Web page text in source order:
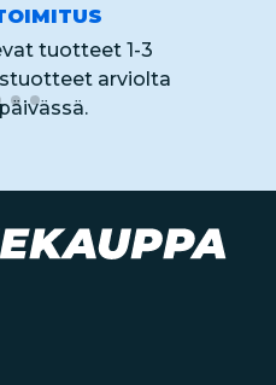
tuotteet 1-3
arviolta